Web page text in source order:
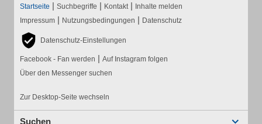
Startseite | Suchbegriffe | Kontakt | Inhalte melden
Impressum | Nutzungsbedingungen | Datenschutz
Datenschutz-Einstellungen
Facebook - Fan werden | Auf Instagram folgen
Über den Messenger suchen
Zur Desktop-Seite wechseln
Suchen